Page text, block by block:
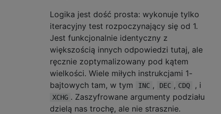
Logika jest dość prosta: wykonuje tylko
iteracyjny test rozpoczynający się od 1.
Jest funkcjonalnie identyczny z
większością innych odpowiedzi tutaj, ale
ręcznie zoptymalizowany pod kątem
wielkości. Wiele miłych instrukcjami 1-
bajtowych tam, w tym
INC , DEC , CDQ , i
XCHG . Zaszyfrowane argumenty podziału
dzielą nas trochę, ale nie strasznie.